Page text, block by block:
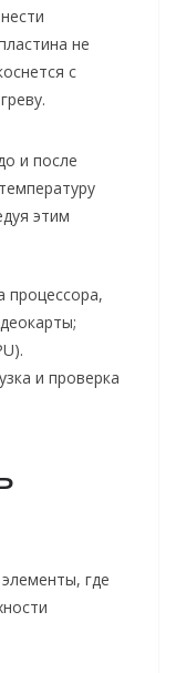
не
с
и после
этим
процессора,
и проверка
где